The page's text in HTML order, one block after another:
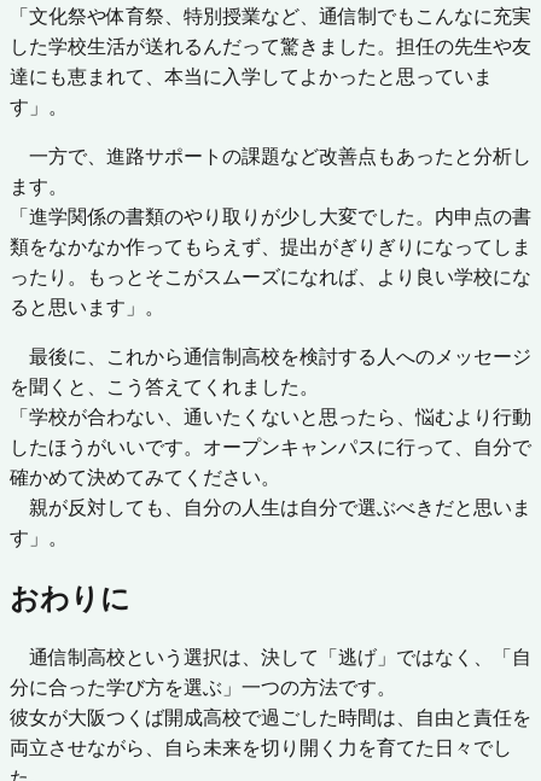
「文化祭や体育祭、特別授業など、通信制でもこんなに充実
した学校生活が送れるんだって驚きました。担任の先生や友
達にも恵まれて、本当に入学してよかったと思っていま
す」。
一方で、進路サポートの課題など改善点もあったと分析し
ます。
「進学関係の書類のやり取りが少し大変でした。内申点の書
類をなかなか作ってもらえず、提出がぎりぎりになってしま
ったり。もっとそこがスムーズになれば、より良い学校にな
ると思います」。
最後に、これから通信制高校を検討する人へのメッセージ
を聞くと、こう答えてくれました。
「学校が合わない、通いたくないと思ったら、悩むより行動
したほうがいいです。オープンキャンパスに行って、自分で
確かめて決めてみてください。
親が反対しても、自分の人生は自分で選ぶべきだと思いま
す」。
おわりに
通信制高校という選択は、決して「逃げ」ではなく、「自
分に合った学び方を選ぶ」一つの方法です。
彼女が大阪つくば開成高校で過ごした時間は、自由と責任を
両立させながら、自ら未来を切り開く力を育てた日々でし